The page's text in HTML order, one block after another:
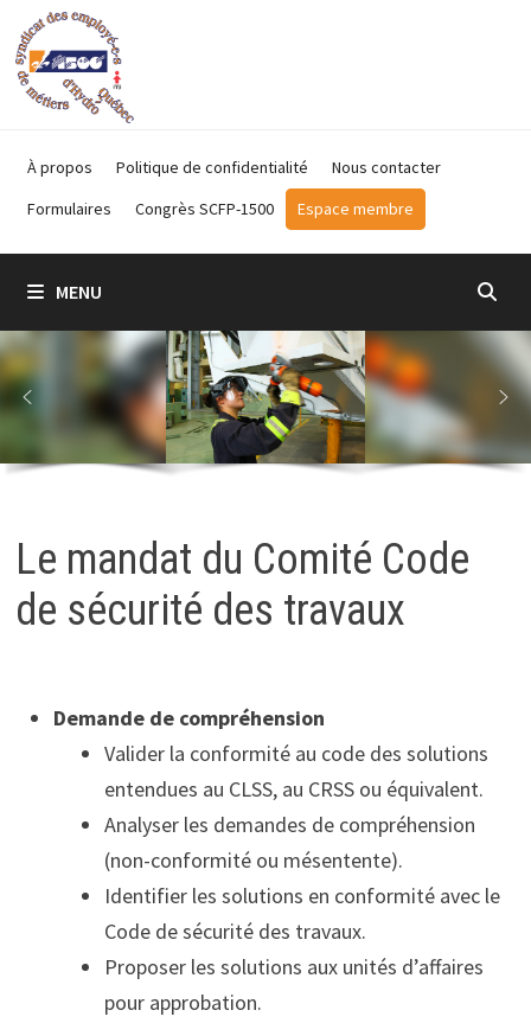
Passer
au
contenu
À propos Politique de confidentialité
Nous contacter
Formulaires
Congrès SCFP-1500 Espace membre
MENU
Le mandat du Comité Code
de sécurité des travaux
Demande de compréhension
Valider la conformité au code des solutions
entendues au CLSS, au CRSS ou équivalent.
Analyser les demandes de compréhension
(non-conformité ou mésentente).
Identifier les solutions en conformité avec le
Code de sécurité des travaux.
Proposer les solutions aux unités d’affaires
pour approbation.